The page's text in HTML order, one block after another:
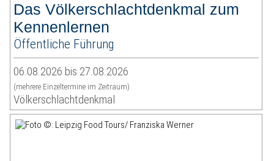
Das Völkerschlachtdenkmal zum
Kennenlernen
Öffentliche Führung
06.08.2026 bis 27.08.2026
(mehrere Einzeltermine im Zeitraum)
Völkerschlachtdenkmal